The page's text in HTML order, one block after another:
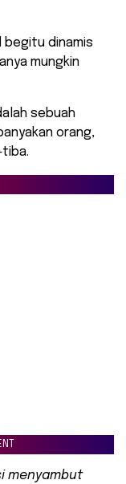
begitu dinamis
mungkin
sebuah
orang,
menyambut